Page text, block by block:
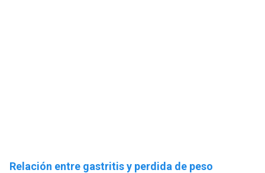
Relación entre gastritis y perdida de peso